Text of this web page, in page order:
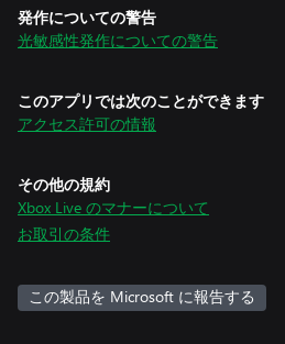
く)。上記カスタマーサポートは、日
(東京都港区港南2-16-3 品川グランド
しています。
使用場所及び未使用残高の確認方法 :
の Microsoft Store 内のコードの引き換
利用上の注意: 払い戻しには一切応じ
第三者へ移譲することはできません。
社が提示するオンライン利用規約、購
発作についての警告
光敏感性発作についての警告
このアプリでは次のことができます
アクセス許可の情報
その他の規約
Xbox Live のマナーについて
お取引の条件
この製品を Microsoft に報告する